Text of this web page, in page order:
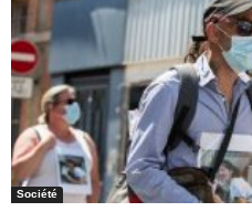
Société